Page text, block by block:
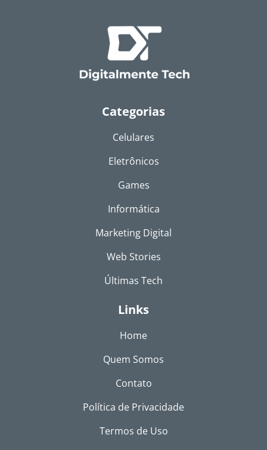
Categorias
Celulares
Eletrônicos
Games
Informática
Marketing Digital
Web Stories
Últimas Tech
Links
Home
Quem Somos
Contato
Política de Privacidade
Termos de Uso